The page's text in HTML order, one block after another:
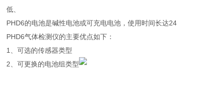
低、
PHD6的电池是碱性电池或可充电电池，使用时间长达24
PHD6气体检测仪的主要优点如下：
1、可选的传感器类型
2、可更换的电池组类型